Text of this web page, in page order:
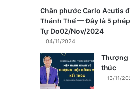
Chân phước Carlo Acutis
Thánh Thể — Đây là 5
Tự Do02/Nov/2024
04/11/2024
Thượng
thúc
13/11/